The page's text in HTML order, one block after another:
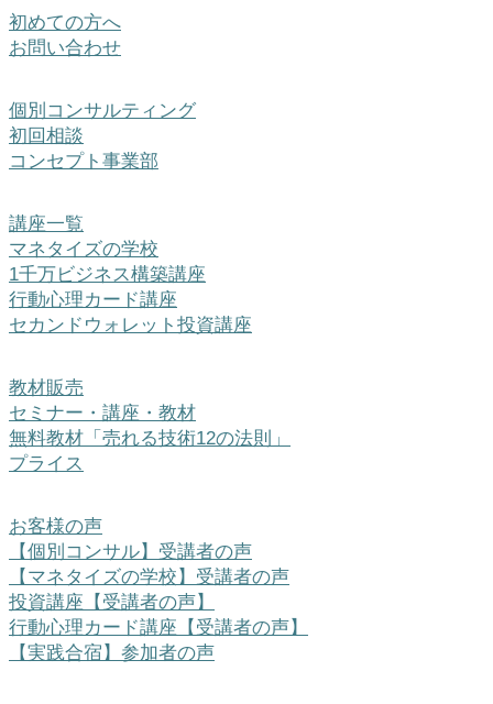
初めての方へ
お問い合わせ
個別コンサルティング
初回相談
コンセプト事業部
講座一覧
マネタイズの学校
1千万ビジネス構築講座
行動心理カード講座
セカンドウォレット投資講座
教材販売
セミナー・講座・教材
無料教材「売れる技術12の法則」
プライス
お客様の声
【個別コンサル】受講者の声
【マネタイズの学校】受講者の声
投資講座【受講者の声】
行動心理カード講座【受講者の声】
【実践合宿】参加者の声